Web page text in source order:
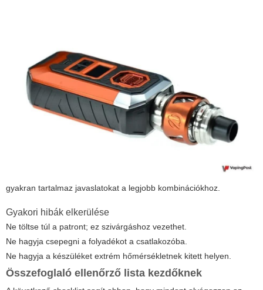
gyakran tartalmaz javaslatokat a legjobb kombinációkhoz.
Gyakori hibák elkerülése
Ne töltse túl a patront; ez szivárgáshoz vezethet.
Ne hagyja csepegni a folyadékot a csatlakozóba.
Ne hagyja a készüléket extrém hőmérsékletnek kitett helyen.
Összefoglaló ellenőrző lista kezdőknek